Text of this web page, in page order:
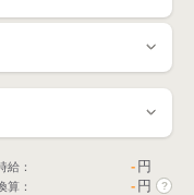
給： - 円
算： - 円 ?